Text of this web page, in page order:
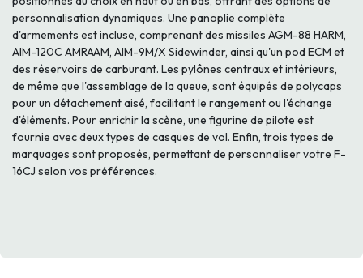
personnalisation dynamiques. Une panoplie complète
d'armements est incluse, comprenant des missiles AGM-88 HARM,
AIM-120C AMRAAM, AIM-9M/X Sidewinder, ainsi qu'un pod ECM et
des réservoirs de carburant. Les pylônes centraux et intérieurs,
de même que l'assemblage de la queue, sont équipés de polycaps
pour un détachement aisé, facilitant le rangement ou l'échange
d'éléments. Pour enrichir la scène, une figurine de pilote est
fournie avec deux types de casques de vol. Enfin, trois types de
marquages sont proposés, permettant de personnaliser votre F-
16CJ selon vos préférences.